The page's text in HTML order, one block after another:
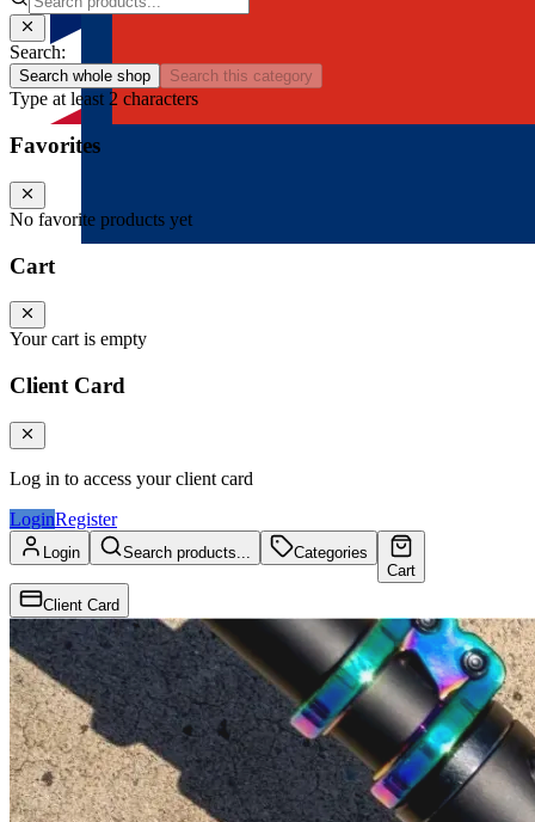
Search:
Search whole shop Search this category
Type at least 2 characters
Favorites
No favorite products yet
Cart
Your cart is empty
Client Card
Log in to access your client card
LoginRegister
Login Search products...
Categories
Cart
Client Card